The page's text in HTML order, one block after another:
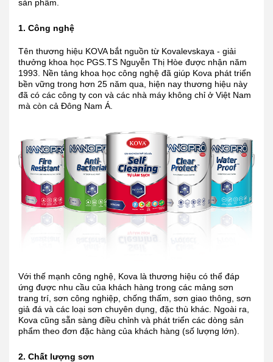
sản phẩm.
1. Công nghệ
Tên thương hiệu KOVA bắt nguồn từ Kovalevskaya - giải
thưởng khoa học PGS.TS Nguyễn Thị Hòe được nhận năm
1993. Nền tảng khoa học công nghệ đã giúp Kova phát triển
bền vững trong hơn 25 năm qua, hiện nay thương hiệu này
đã có các công ty con và các nhà máy không chỉ ở Việt Nam
mà còn cả Đông Nam Á.
Với thế mạnh công nghệ, Kova là thương hiệu có thể đáp
ứng được nhu cầu của khách hàng trong các mảng sơn
trang trí, sơn công nghiệp, chống thấm, sơn giao thông, sơn
giả đá và các loại sơn chuyên dụng, đặc thù khác. Ngoài ra,
Kova cũng sẵn sàng điều chỉnh và phát triển các dòng sản
phẩm theo đơn đặc hàng của khách hàng (số lượng lớn).
2. Chất lượng sơn